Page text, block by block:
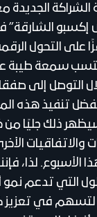
الشراكة الجديدة
إكسبو الشارقة”
على التحول
سمعة طيبة
التوصل إلى
تنفيذ هذه
ذلك جليًا من
والاتفاقيات
لذا،
التي تدعم
لتسهم في تعزيز